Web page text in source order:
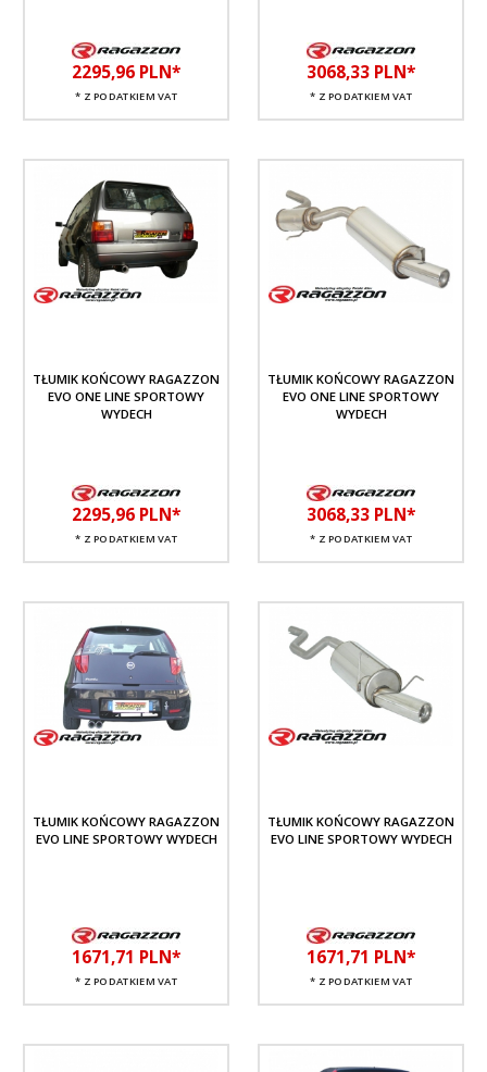
2295,96 PLN*
* Z PODATKIEM VAT
3068,33 PLN*
* Z PODATKIEM VAT
TŁUMIK KOŃCOWY RAGAZZON
EVO ONE LINE SPORTOWY
WYDECH
2295,96 PLN*
* Z PODATKIEM VAT
TŁUMIK KOŃCOWY RAGAZZON
EVO ONE LINE SPORTOWY
WYDECH
3068,33 PLN*
* Z PODATKIEM VAT
TŁUMIK KOŃCOWY RAGAZZON
EVO LINE SPORTOWY WYDECH
1671,71 PLN*
* Z PODATKIEM VAT
TŁUMIK KOŃCOWY RAGAZZON
EVO LINE SPORTOWY WYDECH
1671,71 PLN*
* Z PODATKIEM VAT